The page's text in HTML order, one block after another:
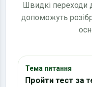
Швидкі переходи
допоможуть
Тема питання
Пройти тест за